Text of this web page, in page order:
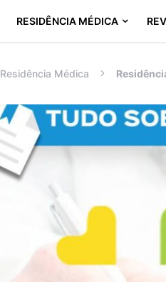
RESIDÊNCIA MÉDICA
Residência Médica